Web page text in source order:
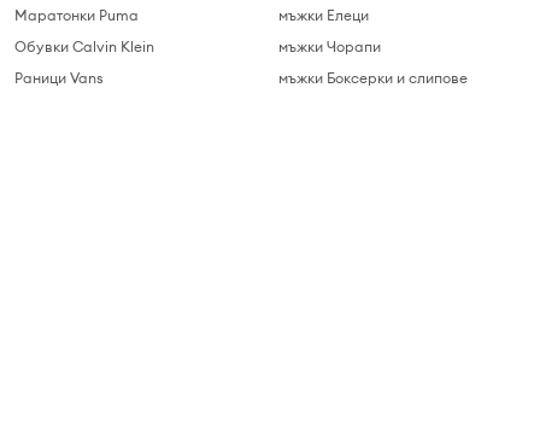
Маратонки Puma
Обувки Calvin Klein
Раници Vans
мъжки Елеци
мъжки Чорапи
мъжки Боксерки и слипове